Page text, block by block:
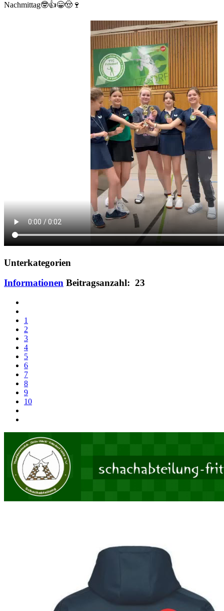
Nachmittag🤓👍😁🤠🍷
Unterkategorien
Informationen Beitragsanzahl: 23
1
2
3
4
5
6
7
8
9
10